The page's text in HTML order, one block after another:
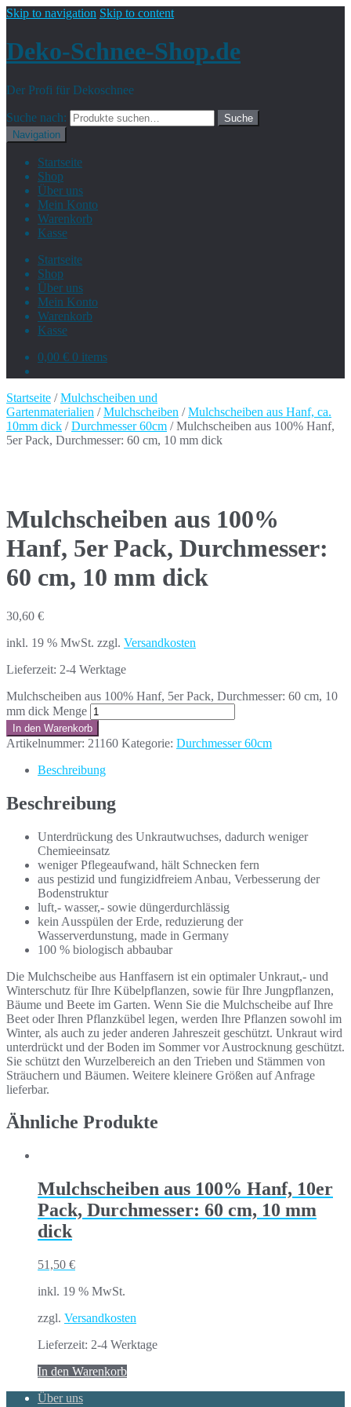
Skip to navigation Skip to content
Deko-Schnee-Shop.de
Der Profi für Dekoschnee
Suche nach:
Suche
Navigation
Startseite
Shop
Über uns
Mein Konto
Warenkorb
Kasse
Startseite
Shop
Über uns
Mein Konto
Warenkorb
Kasse
0,00 € 0 items
Startseite /Mulchscheiben und
Gartenmaterialien /Mulchscheiben /Mulchscheiben aus Hanf, ca.
10mm dick /Durchmesser 60cm / Mulchscheiben aus 100% Hanf,
5er Pack, Durchmesser: 60 cm, 10 mm dick
Mulchscheiben aus 100%
Hanf, 5er Pack, Durchmesser:
60 cm, 10 mm dick
30,60 €
inkl. 19 % MwSt. zzgl. Versandkosten
Lieferzeit: 2-4 Werktage
Mulchscheiben aus 100% Hanf, 5er Pack, Durchmesser: 60 cm, 10
mm dick Menge
In den Warenkorb
Artikelnummer: 21160 Kategorie: Durchmesser 60cm
Beschreibung
Beschreibung
Unterdrückung des Unkrautwuchses, dadurch weniger
Chemieeinsatz
weniger Pflegeaufwand, hält Schnecken fern
aus pestizid und fungizidfreiem Anbau, Verbesserung der
Bodenstruktur
luft,- wasser,- sowie düngerdurchlässig
kein Ausspülen der Erde, reduzierung der
Wasserverdunstung, made in Germany
100 % biologisch abbaubar
Die Mulchscheibe aus Hanffasern ist ein optimaler Unkraut,- und
Winterschutz für Ihre Kübelpflanzen, sowie für Ihre Jungpflanzen,
Bäume und Beete im Garten. Wenn Sie die Mulchscheibe auf Ihre
Beet oder Ihren Pflanzkübel legen, werden Ihre Pflanzen sowohl im
Winter, als auch zu jeder anderen Jahreszeit geschützt. Unkraut wird
unterdrückt und der Boden im Sommer vor Austrocknung geschützt.
Sie schützt den Wurzelbereich an den Trieben und Stämmen von
Sträuchern und Bäumen. Weitere kleinere Größen auf Anfrage
lieferbar.
Ähnliche Produkte
Mulchscheiben aus 100% Hanf, 10er
Pack, Durchmesser: 60 cm, 10 mm
dick
51,50 €
inkl. 19 % MwSt.
zzgl. Versandkosten
Lieferzeit: 2-4 Werktage
In den Warenkorb
Über uns